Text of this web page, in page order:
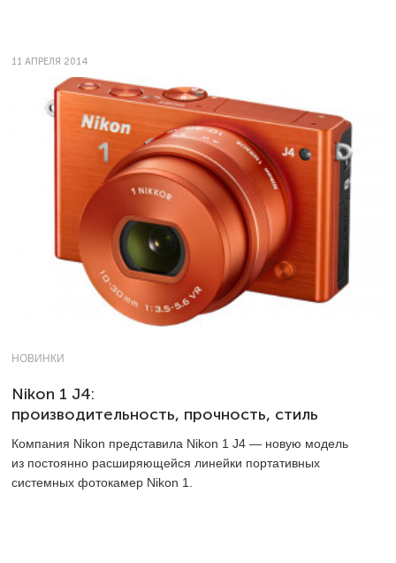
11 АПРЕЛЯ 2014
НОВИНКИ
Nikon 1 J4:
производительность, прочность, стиль
Компания Nikon представила Nikon 1 J4 — новую модель
из постоянно расширяющейся линейки портативных
системных фотокамер Nikon 1.